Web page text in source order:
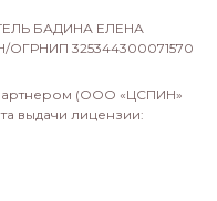
БАДИНА ЕЛЕНА
ОГРНИП 325344300071570
(ООО «ЦСПИН»
выдачи лицензии: